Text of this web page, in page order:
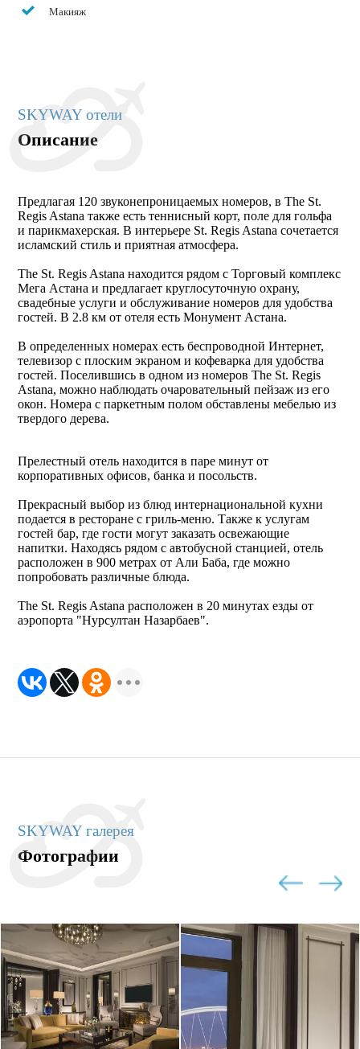
Макияж
SKYWAY отели
Описание
Предлагая 120 звуконепроницаемых номеров, в The St.
Regis Astana также есть теннисный корт, поле для гольфа
и парикмахерская. В интерьере St. Regis Astana сочетается
исламский стиль и приятная атмосфера.
The St. Regis Astana находится рядом с Торговый комплекс
Мега Астана и предлагает круглосуточную охрану,
свадебные услуги и обслуживание номеров для удобства
гостей. В 2.8 км от отеля есть Монумент Астана.
В определенных номерах есть беспроводной Интернет,
телевизор с плоским экраном и кофеварка для удобства
гостей. Поселившись в одном из номеров The St. Regis
Astana, можно наблюдать очаровательный пейзаж из его
окон. Номера с паркетным полом обставлены мебелью из
твердого дерева.
Прелестный отель находится в паре минут от
корпоративных офисов, банка и посольств.
Прекрасный выбор из блюд интернациональной кухни
подается в ресторане с гриль-меню. Также к услугам
гостей бар, где гости могут заказать освежающие
напитки. Находясь рядом с автобусной станцией, отель
расположен в 900 метрах от Али Баба, где можно
попробовать различные блюда.
The St. Regis Astana расположен в 20 минутах езды от
аэропорта "Нурсултан Назарбаев".
SKYWAY галерея
Фотографии